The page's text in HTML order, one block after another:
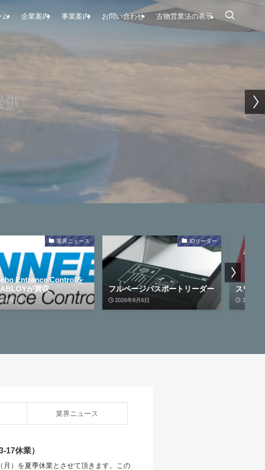
ム 企業案内 事業案内 お問い合わせ 古物営業法の表示
供
フルページパスポートリーダー
2026年8月6日
IDリーダー
スワイプ型パスポートリーダー
業界ニュース
17休業）
）を夏季休業とさせて頂きます。この